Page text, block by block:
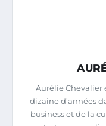
Aurélie Chevalier
dizaine d’années
business et de la